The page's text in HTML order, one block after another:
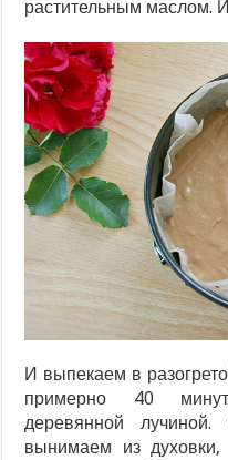
растительным маслом.
И выпекаем в
примерно 40
деревянной
вынимаем из